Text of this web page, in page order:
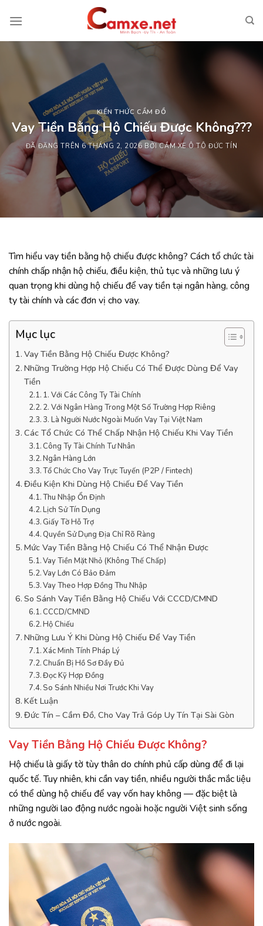
đến
KIẾN THỨC CẦM ĐỒ
Vay Tiền Bằng Hộ Chiếu Được Không???
ĐÃ ĐĂNG TRÊN 6 THÁNG 2, 2026 BỞI CẦM XE Ô TÔ ĐỨC TÍN
Tìm hiểu vay tiền bằng hộ chiếu được không? Cách tổ chức tài
chính chấp nhận hộ chiếu, điều kiện, thủ tục và những lưu ý
quan trọng khi dùng hộ chiếu để vay tiền tại ngân hàng, công
ty tài chính và các đơn vị cho vay.
Mục lục
Vay Tiền Bằng Hộ Chiếu Được Không?
Những Trường Hợp Hộ Chiếu Có Thể Được Dùng Để Vay
Tiền
1. Với Các Công Ty Tài Chính
2. Với Ngân Hàng Trong Một Số Trường Hợp Riêng
3. Là Người Nước Ngoài Muốn Vay Tại Việt Nam
Các Tổ Chức Có Thể Chấp Nhận Hộ Chiếu Khi Vay Tiền
Công Ty Tài Chính Tư Nhân
Ngân Hàng Lớn
Tổ Chức Cho Vay Trực Tuyến (P2P / Fintech)
Điều Kiện Khi Dùng Hộ Chiếu Để Vay Tiền
Thu Nhập Ổn Định
Lịch Sử Tín Dụng
Giấy Tờ Hỗ Trợ
Quyền Sử Dụng Địa Chỉ Rõ Ràng
Mức Vay Tiền Bằng Hộ Chiếu Có Thể Nhận Được
Vay Tiền Mặt Nhỏ (Không Thế Chấp)
Vay Lớn Có Bảo Đảm
Vay Theo Hợp Đồng Thu Nhập
So Sánh Vay Tiền Bằng Hộ Chiếu Với CCCD/CMND
CCCD/CMND
Hộ Chiếu
Những Lưu Ý Khi Dùng Hộ Chiếu Để Vay Tiền
Xác Minh Tính Pháp Lý
Chuẩn Bị Hồ Sơ Đầy Đủ
Đọc Kỹ Hợp Đồng
So Sánh Nhiều Nơi Trước Khi Vay
Kết Luận
Đức Tín – Cầm Đồ, Cho Vay Trả Góp Uy Tín Tại Sài Gòn
Vay Tiền Bằng Hộ Chiếu Được Không?
Hộ chiếu là giấy tờ tùy thân do chính phủ cấp dùng để đi lại
quốc tế. Tuy nhiên, khi cần vay tiền, nhiều người thắc mắc liệu
có thể dùng hộ chiếu để vay vốn hay không — đặc biệt là
những người lao động nước ngoài hoặc người Việt sinh sống
ở nước ngoài.